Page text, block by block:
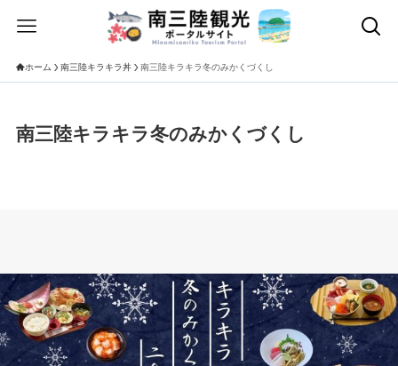
ホーム 南三陸キラキラ丼 南三陸キラキラ冬のみかくづくし
南三陸キラキラ冬のみかくづくし